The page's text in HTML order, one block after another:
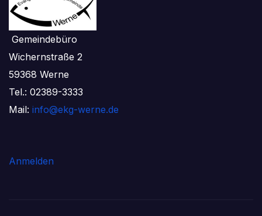
Gemeindebüro
Wichernstraße 2
59368 Werne
Tel.: 02389-3333
Mail: info@ekg-werne.de
Anmelden